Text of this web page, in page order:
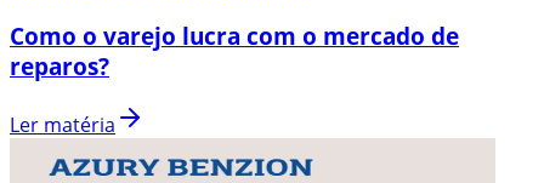
Como o varejo lucra com o mercado de
reparos?
Ler matéria